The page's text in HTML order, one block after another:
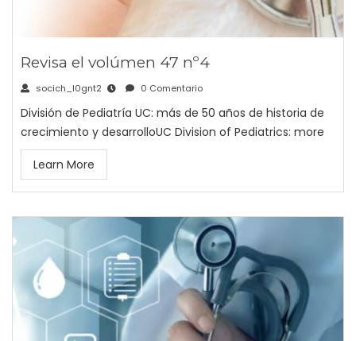
Revisa el volúmen 47 nº4
socich_l0gnt2 0 Comentario
División de Pediatría UC: más de 50 años de historia de
crecimiento y desarrolloUC Division of Pediatrics: more
Learn More